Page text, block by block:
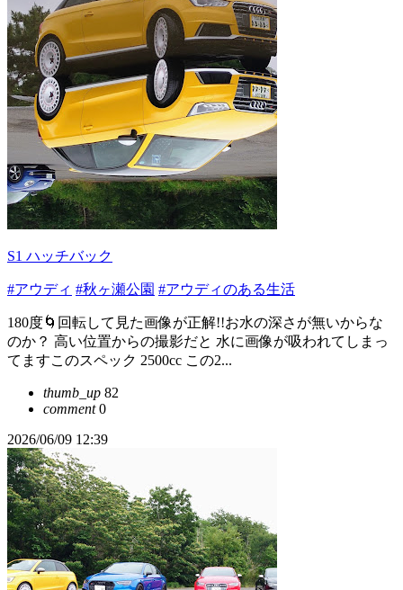
S1 ハッチバック
#アウディ #秋ヶ瀬公園 #アウディのある生活
180度🌀回転して見た画像が正解!!お水の深さが無いからな
のか？ 高い位置からの撮影だと 水に画像が吸われてしまっ
てますこのスペック 2500cc この2...
thumb_up 82
comment0
2026/06/09 12:39